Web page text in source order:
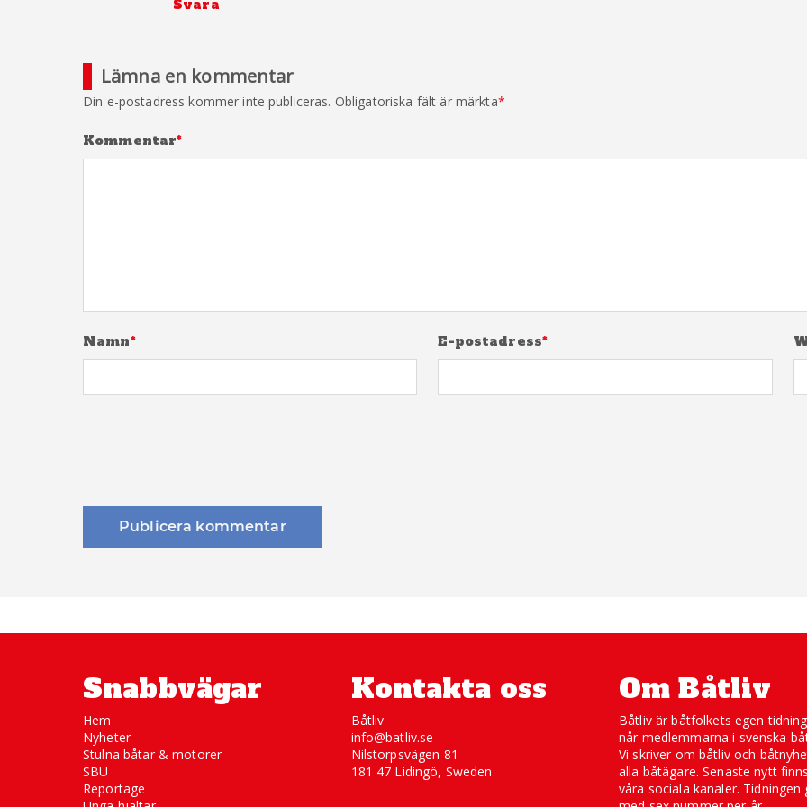
Svara
Lämna en kommentar
Din e-postadress kommer inte publiceras. Obligatoriska fält är märkta*
Kommentar*
Namn* E-postadress*
Snabbvägar
Hem
Nyheter
Stulna båtar & motorer
SBU
Reportage
Kontakta oss
Båtliv
info@batliv.se
Nilstorpsvägen 81
181 47 Lidingö, Sweden
Om Båtliv
Båtliv är båtfolkets egen
når medlemmarna i svenska
Vi skriver om båtliv och
alla båtägare. Senaste nytt
våra sociala kanaler. Tidningen